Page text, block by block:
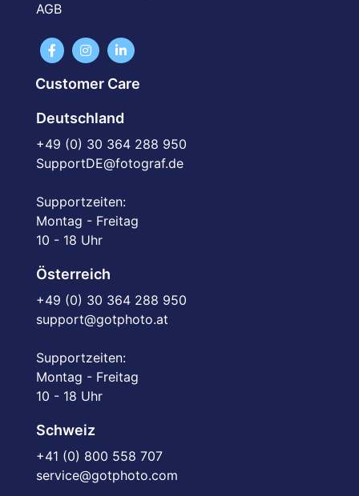
AGB
Customer Care
Deutschland
+49 (0) 30 364 288 950
SupportDE@fotograf.de
Supportzeiten:
Montag - Freitag
10 - 18 Uhr
Österreich
+49 (0) 30 364 288 950
support@gotphoto.at
Supportzeiten:
Montag - Freitag
10 - 18 Uhr
Schweiz
+41 (0) 800 558 707
service@gotphoto.com